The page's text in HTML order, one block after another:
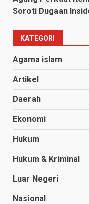
Soroti Dugaan
KATEGORI
Agama islam
Artikel
Daerah
Ekonomi
Hukum
Hukum & Kriminal
Luar Negeri
Nasional